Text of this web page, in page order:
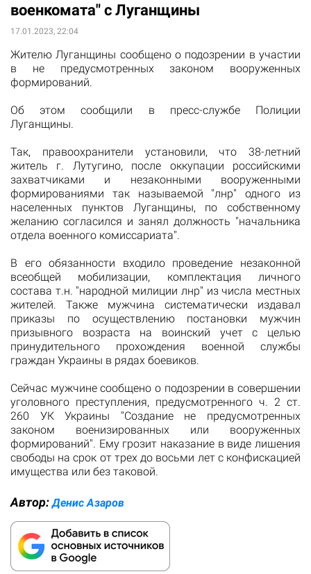
военкомата" с Луганщины
17.01.2023, 22:04
Жителю Луганщины сообщено о подозрении в участии
в не предусмотренных законом вооруженных
формирований.
Об этом сообщили в пресс-службе Полиции
Луганщины.
Так, правоохранители установили, что 38-летний
житель г. Лутугино, после оккупации российскими
захватчиками и незаконными вооруженными
формированиями так называемой "лнр" одного из
населенных пунктов Луганщины, по собственному
желанию согласился и занял должность "начальника
отдела военного комиссариата".
В его обязанности входило проведение незаконной
всеобщей мобилизации, комплектация личного
состава т.н. "народной милиции лнр" из числа местных
жителей. Также мужчина систематически издавал
приказы по осуществлению постановки мужчин
призывного возраста на воинский учет с целью
принудительного прохождения военной службы
граждан Украины в рядах боевиков.
Сейчас мужчине сообщено о подозрении в совершении
уголовного преступления, предусмотренного ч. 2 ст.
260 УК Украины "Создание не предусмотренных
законом военизированных или вооруженных
формирований". Ему грозит наказание в виде лишения
свободы на срок от трех до восьми лет с конфискацией
имущества или без таковой.
Автор:Денис Азаров